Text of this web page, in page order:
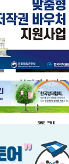
한전기술지
유니콘 육성
증권